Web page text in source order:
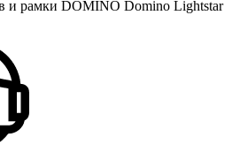
и рамки DOMINO Domino Lightstar